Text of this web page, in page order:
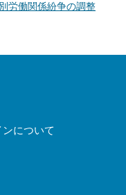
労働関係紛争の調整
について